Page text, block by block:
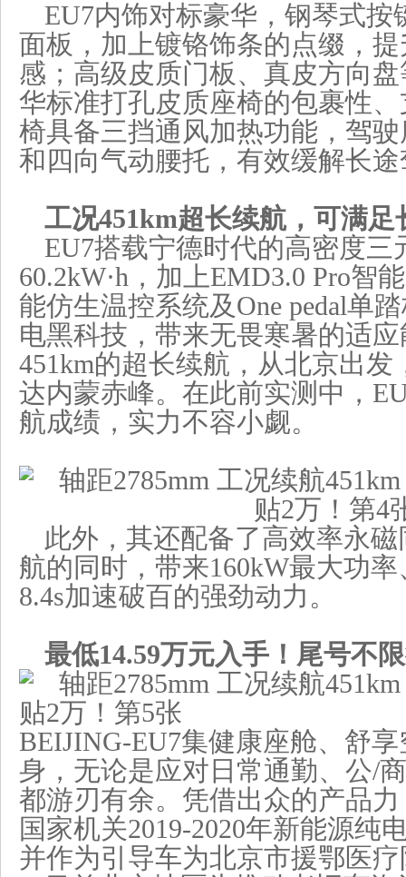
EU7内饰对标豪华，钢琴式按
面板，加上镀铬饰条的点缀，
感；高级皮质门板、真皮方向
华标准打孔皮质座椅的包裹性
椅具备三挡通风加热功能，驾
和四向气动腰托，有效缓解长
工况451km超长续航， 可满足
EU7搭载宁德时代的高密度三
60.2kW·h，加上EMD3.0 Pro智
能仿生温控系统及One pedal单
电黑科技，带来无畏寒暑的适
451km的超长续航，从北京出
达内蒙赤峰。在此前实测中，
航成绩，实力不容小觑。
此外，其还配备了高效率永
航的同时，带来160kW最大功
8.4s加速破百的强劲动力。
最低14.59万元入手！尾号不
BEIJING-EU7集健康座舱、舒
身，无论是应对日常通勤、公/
都游刃有余。凭借出众的产品
国家机关2019-2020年新能源纯
并作为引导车为北京市援鄂医